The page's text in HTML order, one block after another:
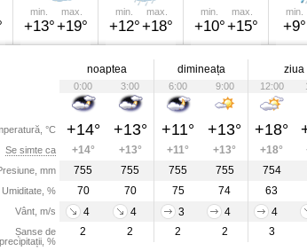
min.
+13°
max.
+19°
min.
+12°
max.
+18°
min.
+10°
max.
+15°
min.
+9°
°C
Se simte ca
mm
Umiditate, %
Vânt, m/s
Șanse de
precipitații, %
noaptea dimineața ziua
0:00 3:00 6:00 9:00 12:00
+14° +13° +11° +13° +18°
+14° +13° +11° +13° +18°
755
755 755 755 754
70
70 75 74 63
4
4 3 4 4
2
2 2 2 3